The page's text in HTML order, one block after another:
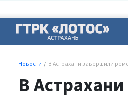
Новости В Астрахани завершили
В